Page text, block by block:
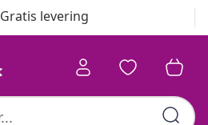
Gratis levering